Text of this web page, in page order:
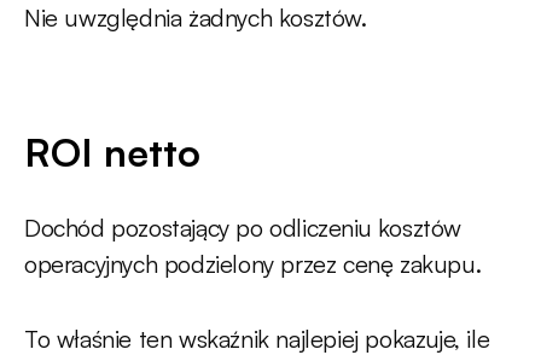
Nie uwzględnia żadnych kosztów.
ROI netto
Dochód pozostający po odliczeniu kosztów
operacyjnych podzielony przez cenę zakupu.
To właśnie ten wskaźnik najlepiej pokazuje, ile